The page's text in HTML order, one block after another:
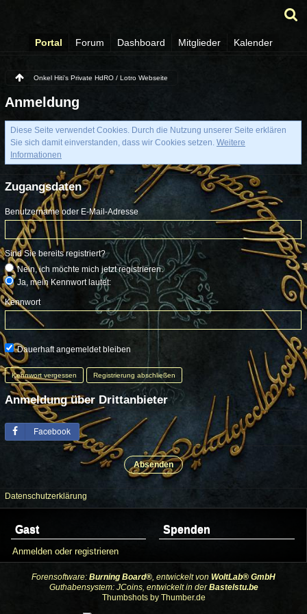
Portal Forum Dashboard Mitglieder Kalender
Onkel Hiti's Private HdRO / Lotro Webseite
Anmeldung
Diese Seite verwendet Cookies. Durch die Nutzung unserer Seite erklären
Sie sich damit einverstanden, dass wir Cookies setzen. Weitere
Informationen
Zugangsdaten
Benutzername oder E-Mail-Adresse
Sind Sie bereits registriert?
Nein, ich möchte mich jetzt registrieren.
Ja, mein Kennwort lautet:
Kennwort
Dauerhaft angemeldet bleiben
Kennwort vergessen Registrierung abschließen
Anmeldung über Drittanbieter
Facebook
Datenschutzerklärung
Gast
Anmelden oder registrieren
Spenden
Forensoftware: Burning Board®, entwickelt von WoltLab® GmbH
Guthabensystem: JCoins, entwickelt in derBastelstu.be
Thumbshots by Thumber.de